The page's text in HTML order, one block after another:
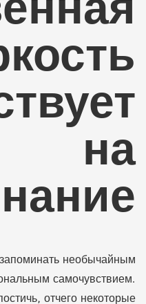
на
необычайным
самочувствием.
отчего некоторые